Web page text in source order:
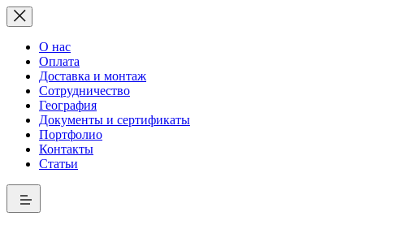
О нас
Оплата
Доставка и монтаж
Сотрудничество
География
Документы и сертификаты
Портфолио
Контакты
Статьи